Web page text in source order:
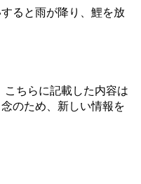
ると雨が降り、鯉を放
ちらに記載した内容は
のため、新しい情報を